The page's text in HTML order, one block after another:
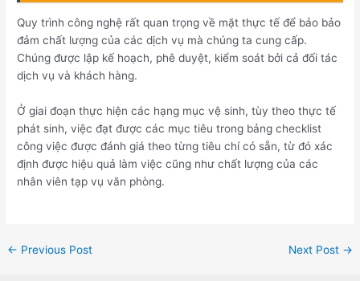
Quy trình công nghệ rất quan trọng về mặt thực tế để bảo bảo
đảm chất lượng của các dịch vụ mà chúng ta cung cấp.
Chúng được lập kế hoạch, phê duyệt, kiểm soát bởi cả đối tác
dịch vụ và khách hàng.
Ở giai đoạn thực hiện các hạng mục vệ sinh, tùy theo thực tế
phát sinh, việc đạt được các mục tiêu trong bảng checklist
công việc được đánh giá theo từng tiêu chí có sẵn, từ đó xác
định được hiệu quả làm việc cũng như chất lượng của các
nhân viên tạp vụ văn phòng.
← Previous Post Next Post →